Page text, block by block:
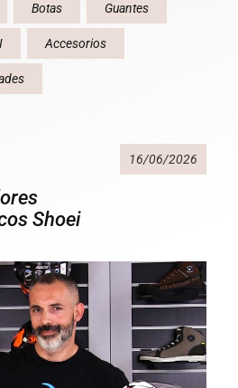
Botas Guantes
Accesorios
Shoei
16/06/2026